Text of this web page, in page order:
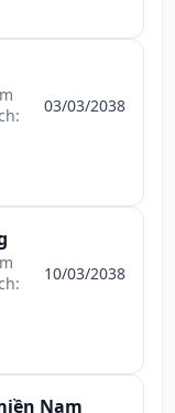
03/03/2038
10/03/2038
Nam